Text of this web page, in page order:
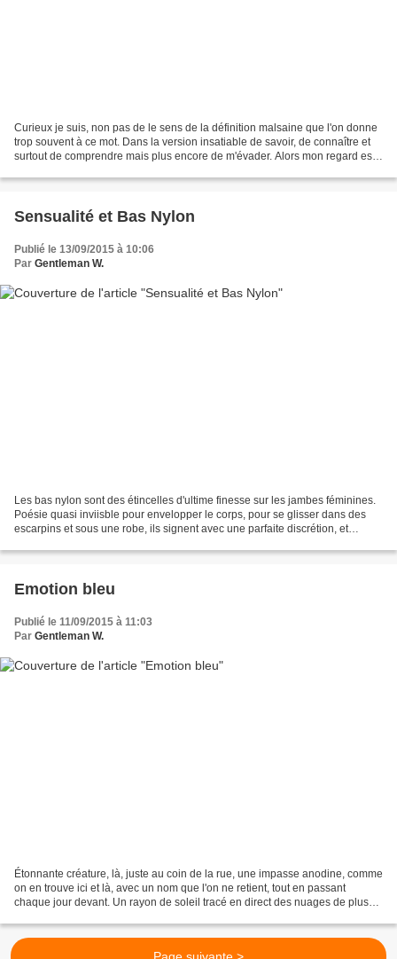
Curieux je suis, non pas de le sens de la définition malsaine que l'on donne
trop souvent à ce mot. Dans la version insatiable de savoir, de connaître et
surtout de comprendre mais plus encore de m'évader. Alors mon regard est
Sensualité et Bas Nylon
Publié le 13/09/2015 à 10:06
Par Gentleman W.
Les bas nylon sont des étincelles d'ultime finesse sur les jambes féminines.
Poésie quasi inviisble pour envelopper le corps, pour se glisser dans des
escarpins et sous une robe, ils signent avec une parfaite discrétion, et
Emotion bleu
Publié le 11/09/2015 à 11:03
Par Gentleman W.
Étonnante créature, là, juste au coin de la rue, une impasse anodine, comme
on en trouve ici et là, avec un nom que l'on ne retient, tout en passant
chaque jour devant. Un rayon de soleil tracé en direct des nuages de plus
Page suivante >